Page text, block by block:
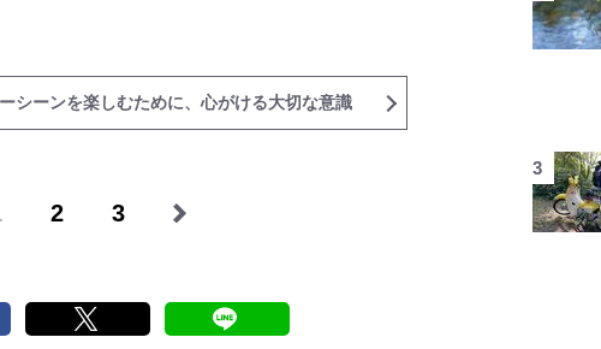
ーンを楽しむために、心がける大切な意識
2 3